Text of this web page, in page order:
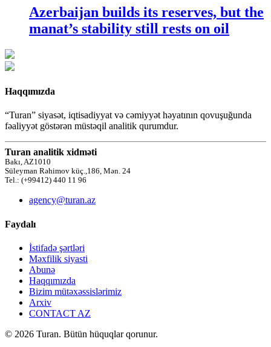
Azerbaijan builds its reserves, but the
manat’s stability still rests on oil
Haqqımızda
“Turan” siyasət, iqtisadiyyat və cəmiyyət həyatının qovuşuğunda
fəaliyyət göstərən müstəqil analitik qurumdur.
Turan analitik xidməti
Bakı, AZ1010
Süleyman Rəhimov küç.,186, Mən. 24
Tel.: (+99412) 440 11 96
agency@turan.az
Faydalı
İstifadə şərtləri
Məxfilik siyasti
Abunə
Haqqımızda
Bizim mütəxəssislərimiz
Arxiv
CONTACT AZ
© 2026 Turan. Bütün hüquqlar qorunur.